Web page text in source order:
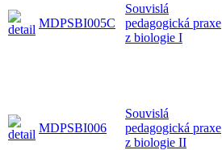
MDPSBI005C
Souvislá
pedagogická praxe
z biologie I
MDPSBI006
Souvislá
pedagogická praxe
z biologie II